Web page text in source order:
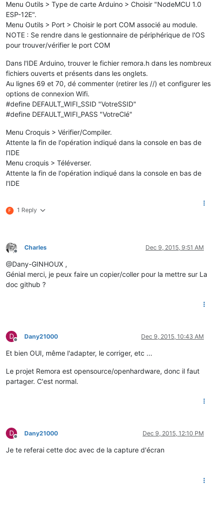
Menu Outils > Type de carte Arduino > Choisir "NodeMCU 1.0
ESP-12E".
Menu Outils > Port > Choisir le port COM associé au module.
NOTE : Se rendre dans le gestionnaire de périphérique de l'OS
pour trouver/vérifier le port COM
Dans l'IDE Arduino, trouver le fichier remora.h dans les nombreux
fichiers ouverts et présents dans les onglets.
Au lignes 69 et 70, dé commenter (retirer les //) et configurer les
options de connexion Wifi.
#define DEFAULT_WIFI_SSID "VotreSSID"
#define DEFAULT_WIFI_PASS "VotreClé"
Menu Croquis > Vérifier/Compiler.
Attente la fin de l'opération indiqué dans la console en bas de
l'IDE
Menu croquis > Téléverser.
Attente la fin de l'opération indiqué dans la console en bas de
l'IDE
F 1 Reply
Offline
Charles Dec 9, 2015, 9:51 AM
@Dany-GINHOUX ,
Génial merci, je peux faire un copier/coller pour la mettre sur La
doc github ?
D
Offline
Dany21000 Dec 9, 2015, 10:43 AM
Et bien OUI, même l'adapter, le corriger, etc ...
Le projet Remora est opensource/openhardware, donc il faut
partager. C'est normal.
D
Offline
Dany21000 Dec 9, 2015, 12:10 PM
Je te referai cette doc avec de la capture d'écran